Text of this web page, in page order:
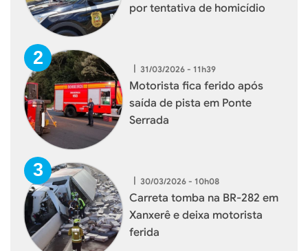
por tentativa de homicídio
| 31/03/2026 - 11h39
Motorista fica ferido após
saída de pista em Ponte
Serrada
| 30/03/2026 - 10h08
Carreta tomba na BR-282 em
Xanxerê e deixa motorista
ferida